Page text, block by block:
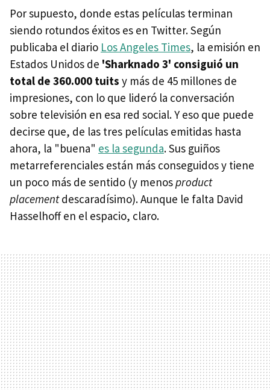
Por supuesto, donde estas películas terminan
siendo rotundos éxitos es en Twitter. Según
publicaba el diario Los Angeles Times, la emisión en
Estados Unidos de 'Sharknado 3' consiguió un
total de 360.000 tuits y más de 45 millones de
impresiones, con lo que lideró la conversación
sobre televisión en esa red social. Y eso que puede
decirse que, de las tres películas emitidas hasta
ahora, la "buena" es la segunda. Sus guiños
metarreferenciales están más conseguidos y tiene
un poco más de sentido (y menosproduct
placementdescaradísimo). Aunque le falta David
Hasselhoff en el espacio, claro.